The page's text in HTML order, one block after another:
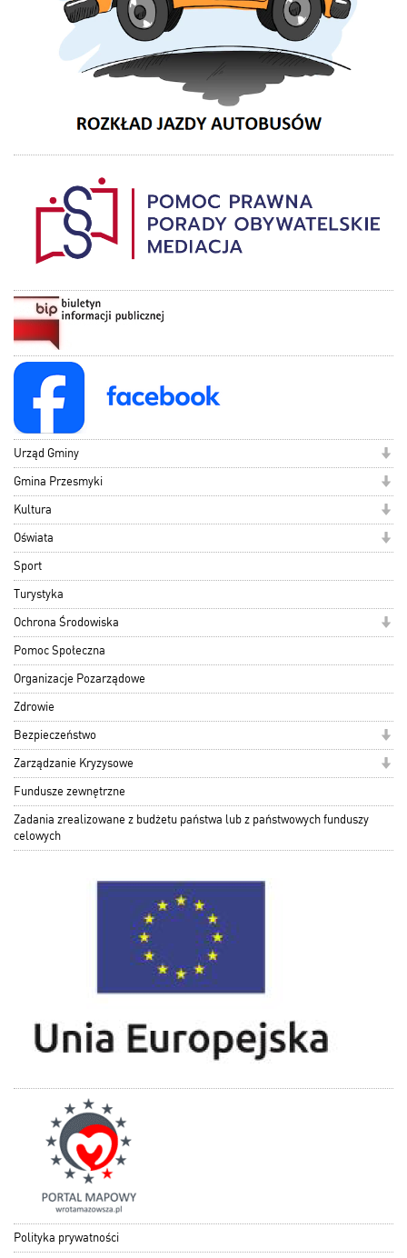
Urząd Gminy
Gmina Przesmyki
Kultura
Oświata
Sport
Turystyka
Ochrona Środowiska
Pomoc Społeczna
Organizacje Pozarządowe
Zdrowie
Bezpieczeństwo
Zarządzanie Kryzysowe
Fundusze zewnętrzne
Zadania zrealizowane z budżetu państwa lub z państwowych funduszy
celowych
Polityka prywatności